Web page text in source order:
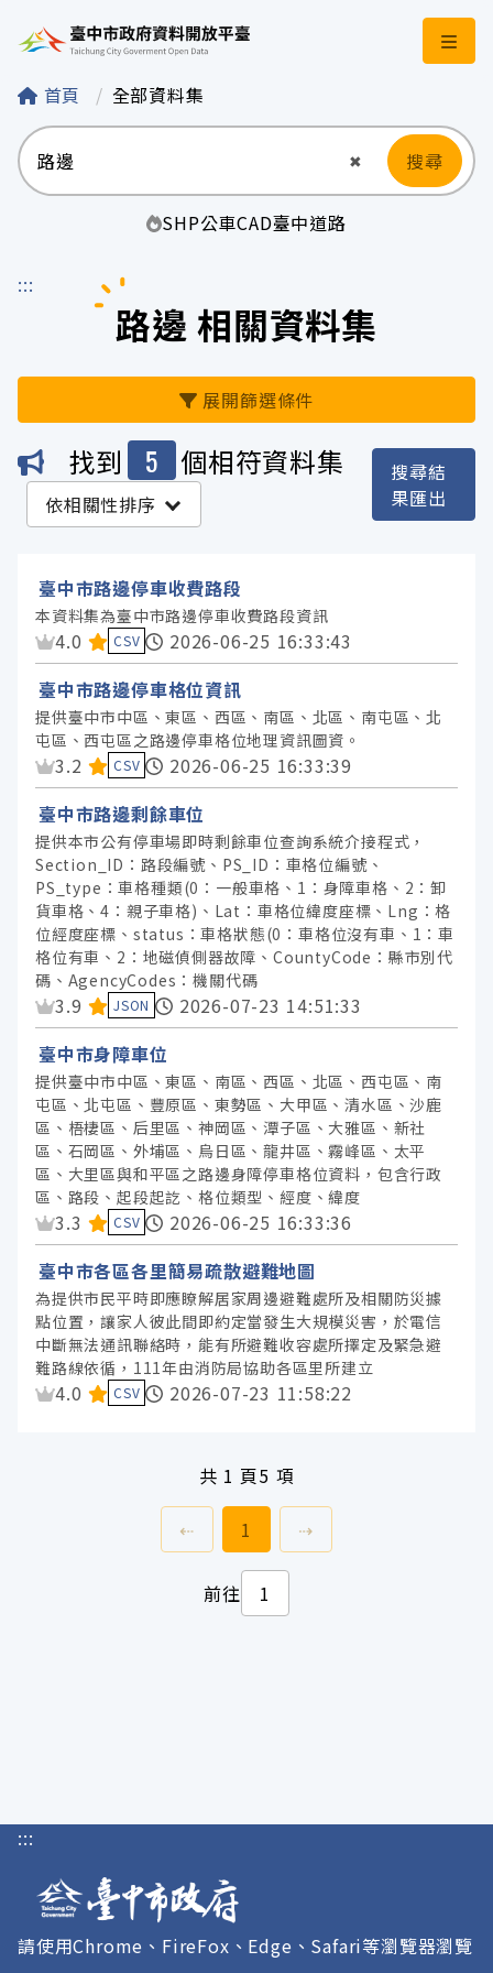
臺中市政府資料開
首頁 全部資料集
✖ 清空輸入
搜尋
SHP公車CAD臺中道路
:::
路邊 相關資料集
展開篩選條件
機關
服務分類
格式
標籤
授權
找到 5 個相符資料集
依相關性排序
搜尋結
果匯出
臺中市路邊停車收費路段
本資料集為臺中市路邊停車收費路段資訊
資料集評分：
4.0 CSV
2026-06-25 16:33:43
臺中市路邊停車格位資訊
提供臺中市中區、東區、西區、南區、北區、南屯區、北
屯區、西屯區之路邊停車格位地理資訊圖資。
資料集評分：
3.2 CSV
2026-06-25 16:33:39
臺中市路邊剩餘車位
提供本市公有停車場即時剩餘車位查詢系統介接程式，
Section_ID：路段編號、PS_ID：車格位編號、
PS_type：車格種類(0：一般車格、1：身障車格、2：卸
貨車格、4：親子車格)、Lat：車格位緯度座標、Lng：格
位經度座標、status：車格狀態(0：車格位沒有車、1：車
格位有車、2：地磁偵側器故障、CountyCode：縣市別代
碼、AgencyCodes：機關代碼
資料集評分：
3.9 JSON
2026-07-23 14:51:33
臺中市身障車位
提供臺中市中區、東區、南區、西區、北區、西屯區、南
屯區、北屯區、豐原區、東勢區、大甲區、清水區、沙鹿
區、梧棲區、后里區、神岡區、潭子區、大雅區、新社
區、石岡區、外埔區、烏日區、龍井區、霧峰區、太平
區、大里區與和平區之路邊身障停車格位資料，包含行政
區、路段、起段起訖、格位類型、經度、緯度
資料集評分：
3.3 CSV
2026-06-25 16:33:36
臺中市各區各里簡易疏散避難地圖
為提供市民平時即應瞭解居家周邊避難處所及相關防災據
點位置，讓家人彼此間即約定當發生大規模災害，於電信
中斷無法通訊聯絡時，能有所避難收容處所擇定及緊急避
難路線依循，111年由消防局協助各區里所建立
資料集評分：
4.0 CSV 2026-07-23 11:58:22
共 1 頁5 項
⇠ 上一頁前往
1 ⇢下一頁
前往
:::
請使用Chrome、FireFox、Edge、Safari等瀏覽器瀏覽